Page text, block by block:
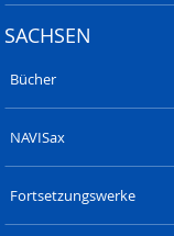
SACHSEN
Bücher
NAVISax
Fortsetzungswerke